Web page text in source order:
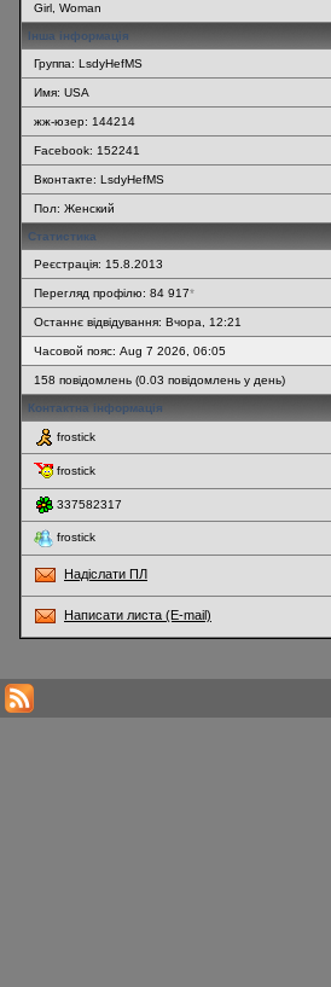
Girl, Woman
Інша інформація
Группа: LsdyHefMS
Имя: USA
жж-юзер: 144214
Facebook: 152241
Вконтакте: LsdyHefMS
Пол: Женский
Статистика
Реєстрація: 15.8.2013
Перегляд профілю: 84 917*
Останнє відвідування: Вчора, 12:21
Часовой пояс: Aug 7 2026, 06:05
158 повідомлень (0.03 повідомлень у день)
Контактна інформація
frostick
frostick
337582317
frostick
Надіслати ПЛ
Написати листа (E-mail)